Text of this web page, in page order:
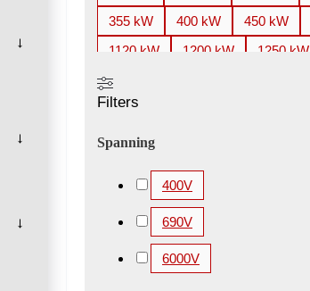
→
→
→
355 kW
400 kW 450 kW
1120 kW
1200 kW 1250 kW
2000 kW
3360 kW
5200 kW
Filters
Spanning
400V
690V
6000V